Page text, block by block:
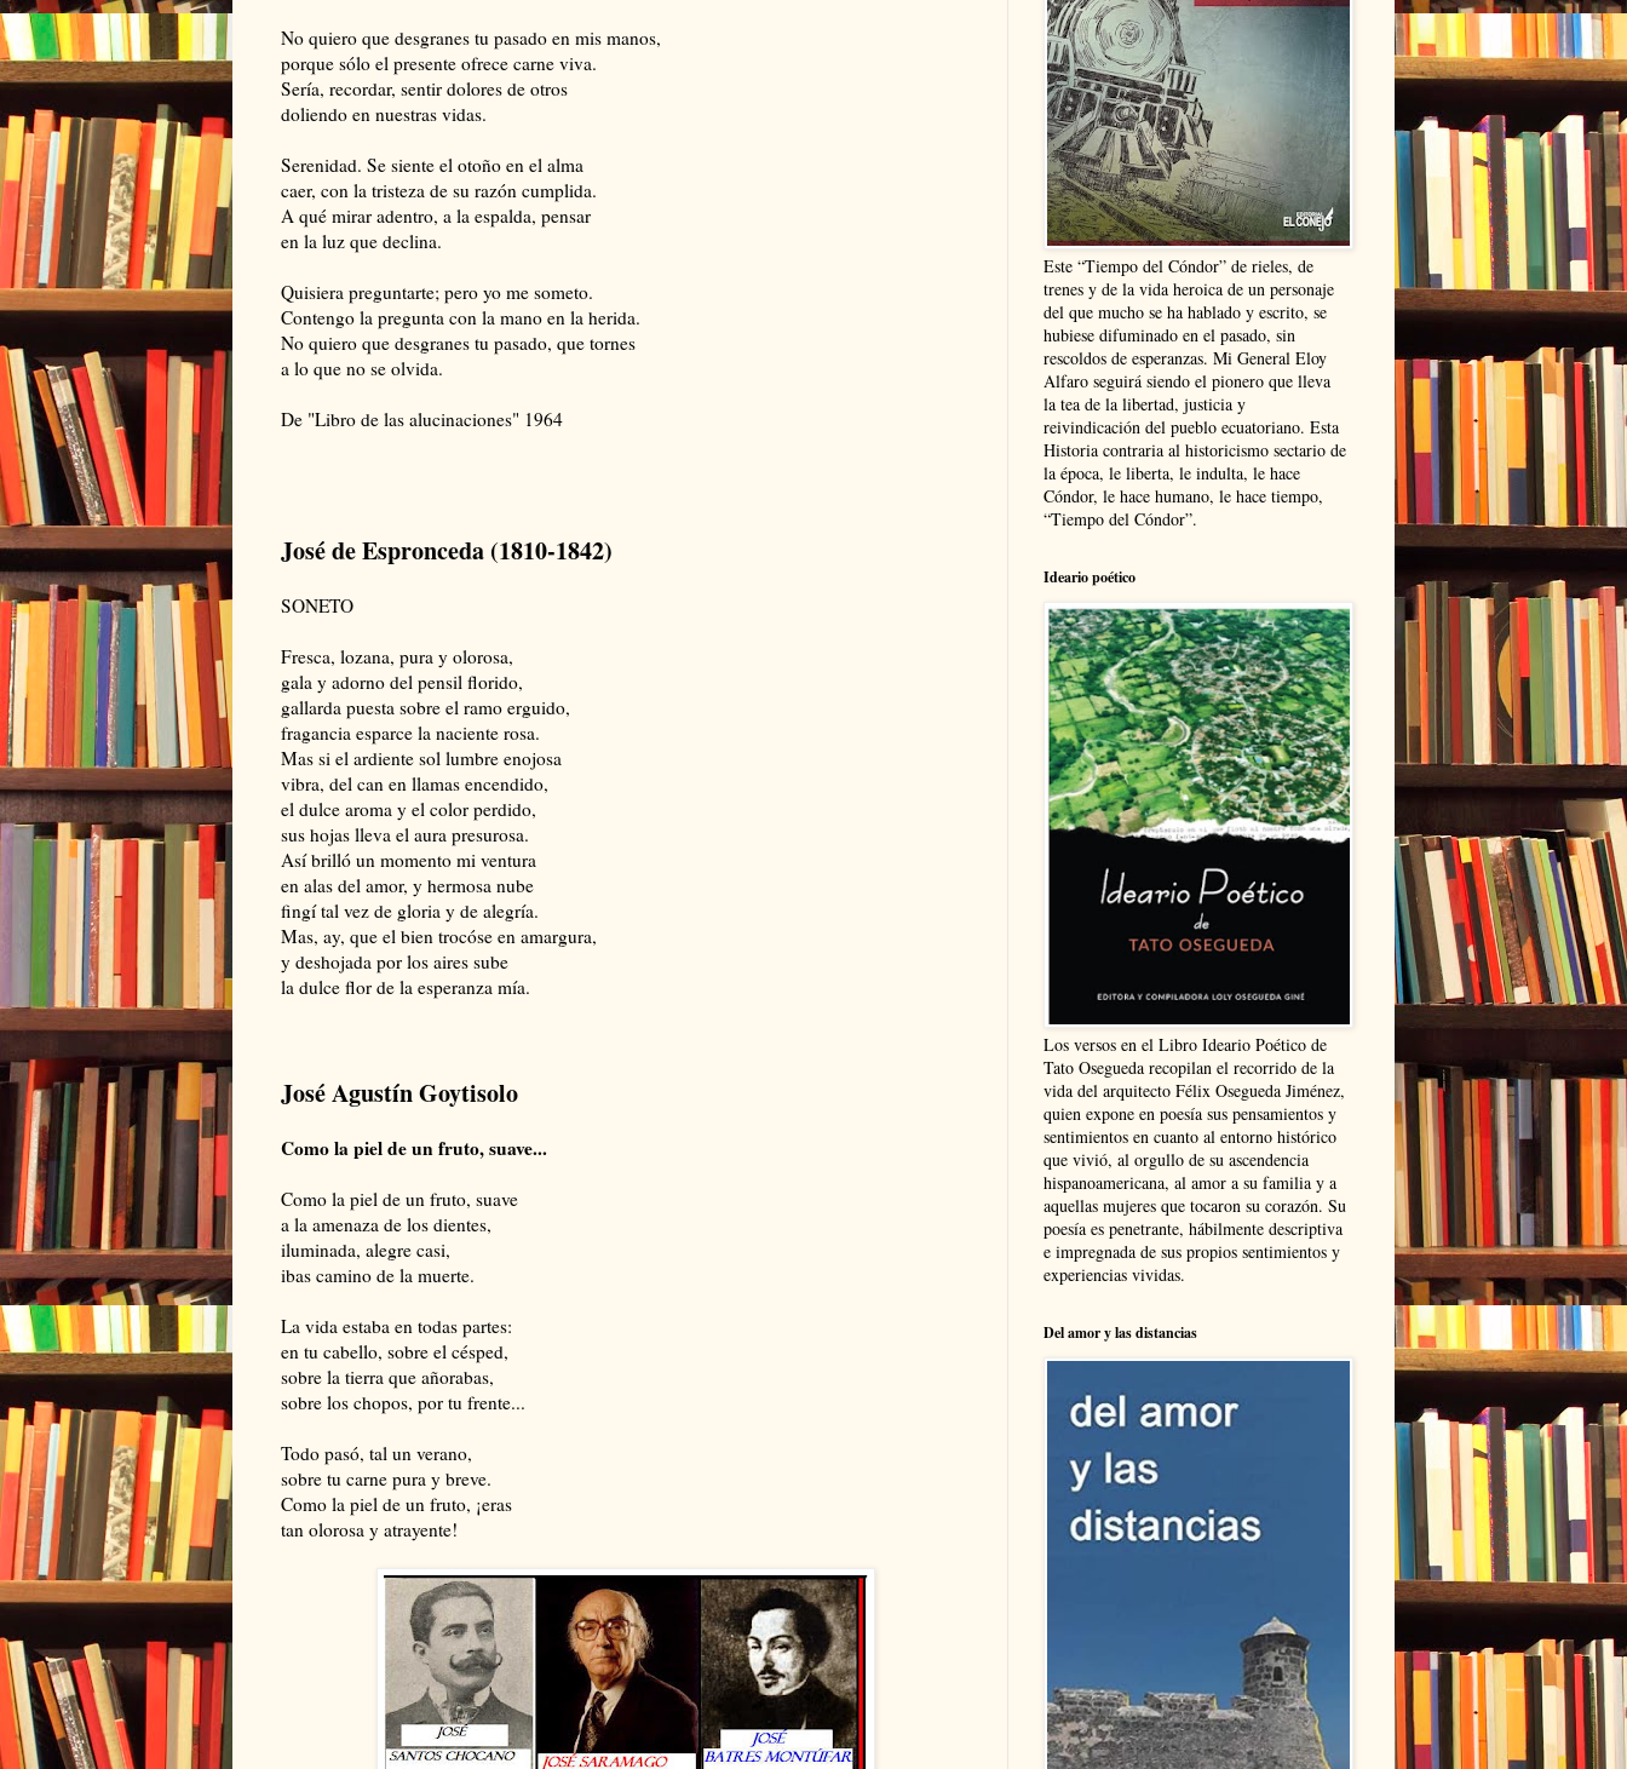
No quiero que desgranes tu pasado en mis manos,
porque sólo el presente ofrece carne viva.
Sería, recordar, sentir dolores de otros
doliendo en nuestras vidas.
Serenidad. Se siente el otoño en el alma
caer, con la tristeza de su razón cumplida.
A qué mirar adentro, a la espalda, pensar
en la luz que declina.
Quisiera preguntarte; pero yo me someto.
Contengo la pregunta con la mano en la herida.
No quiero que desgranes tu pasado, que tornes
a lo que no se olvida.
De "Libro de las alucinaciones" 1964
José de Espronceda (1810-1842)
SONETO
Fresca, lozana, pura y olorosa,
gala y adorno del pensil florido,
gallarda puesta sobre el ramo erguido,
fragancia esparce la naciente rosa.
Mas si el ardiente sol lumbre enojosa
vibra, del can en llamas encendido,
el dulce aroma y el color perdido,
sus hojas lleva el aura presurosa.
Así brilló un momento mi ventura
en alas del amor, y hermosa nube
fingí tal vez de gloria y de alegría.
Mas, ay, que el bien trocóse en amargura,
y deshojada por los aires sube
la dulce flor de la esperanza mía.
José Agustín Goytisolo
Como la piel de un fruto, suave...
Como la piel de un fruto, suave
a la amenaza de los dientes,
iluminada, alegre casi,
ibas camino de la muerte.
La vida estaba en todas partes:
en tu cabello, sobre el césped,
sobre la tierra que añorabas,
sobre los chopos, por tu frente...
Todo pasó, tal un verano,
sobre tu carne pura y breve.
Como la piel de un fruto, ¡eras
tan olorosa y atrayente!
Este “Tiempo del Cóndor” de rieles, de
trenes y de la vida heroica de un personaje
del que mucho se ha hablado y escrito, se
hubiese difuminado en el pasado, sin
rescoldos de esperanzas. Mi General Eloy
Alfaro seguirá siendo el pionero que lleva
la tea de la libertad, justicia y
reivindicación del pueblo ecuatoriano. Esta
Historia contraria al historicismo sectario de
la época, le liberta, le indulta, le hace
Cóndor, le hace humano, le hace tiempo,
“Tiempo del Cóndor”.
Ideario poético
Los versos en el Libro Ideario Poético de
Tato Osegueda recopilan el recorrido de la
vida del arquitecto Félix Osegueda Jiménez,
quien expone en poesía sus pensamientos y
sentimientos en cuanto al entorno histórico
que vivió, al orgullo de su ascendencia
hispanoamericana, al amor a su familia y a
aquellas mujeres que tocaron su corazón. Su
poesía es penetrante, hábilmente descriptiva
e impregnada de sus propios sentimientos y
experiencias vividas.
Del amor y las distancias